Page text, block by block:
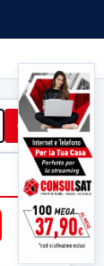
Cerca